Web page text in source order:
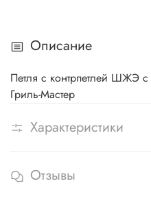
Описание
Петля с контрпетлей ШЖЭ
Гриль-Мастер
Характеристики
Отзывы